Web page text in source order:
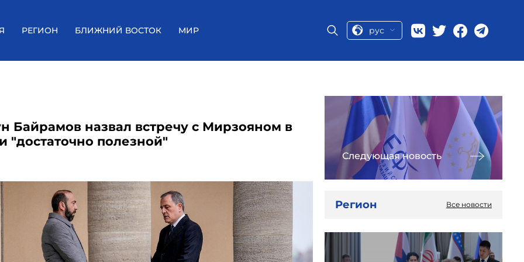
РЕГИОН БЛИЖНИЙ ВОСТОК МИР рус
Байрамов назвал встречу с Мирзояном в
"достаточно полезной"
Следующая новость
Регион Все новости